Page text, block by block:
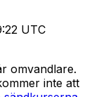
UTC
omvandlare.
inte att